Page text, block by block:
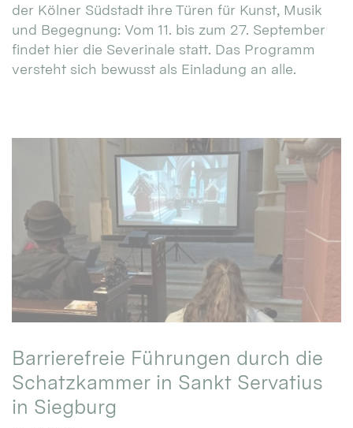
der Kölner Südstadt ihre Türen für Kunst, Musik
und Begegnung: Vom 11. bis zum 27. September
findet hier die Severinale statt. Das Programm
versteht sich bewusst als Einladung an alle.
Barrierefreie Führungen durch die
Schatzkammer in Sankt Servatius
in Siegburg